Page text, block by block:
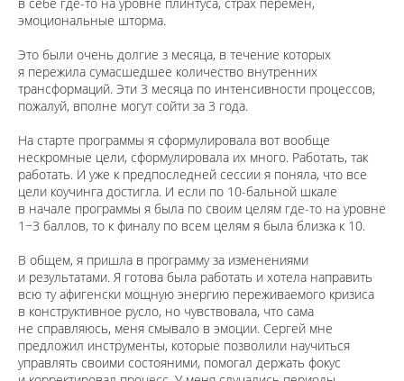
эмоциональные шторма.
Это были очень долгие з месяца, в течение которых
я пережила сумасшедшее количество внутренних
трансформаций. Эти 3 месяца по интенсивности процессов,
пожалуй, вполне могут сойти за 3 года.
На старте программы я сформулировала вот вообще
нескромные цели, сформулировала их много. Работать, так
работать. И уже к предпоследней сессии я поняла, что все
цели коучинга достигла. И если по 10-бальной шкале
в начале программы я была по своим целям где-то на уровне
1−3 баллов, то к финалу по всем целям я была близка к 10.
В общем, я пришла в программу за изменениями
и результатами. Я готова была работать и хотела направить
всю ту афигенски мощную энергию переживаемого кризиса
в конструктивное русло, но чувствовала, что сама
не справляюсь, меня смывало в эмоции. Сергей мне
предложил инструменты, которые позволили научиться
управлять своими состояними, помогал держать фокус